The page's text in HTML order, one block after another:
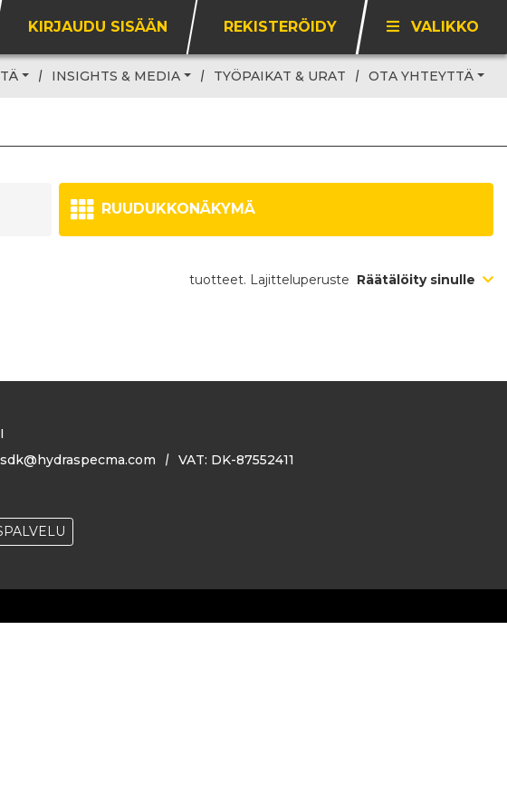
KIRJAUDU SISÄÄN REKISTERÖIDY VALIKKO
INSIGHTS & MEDIA TYÖPAIKAT & URAT OTA YHTEYTTÄ
RUUDUKKONÄKYMÄ
tuotteet. Lajitteluperuste Räätälöity sinulle
VAT: DK-87552411